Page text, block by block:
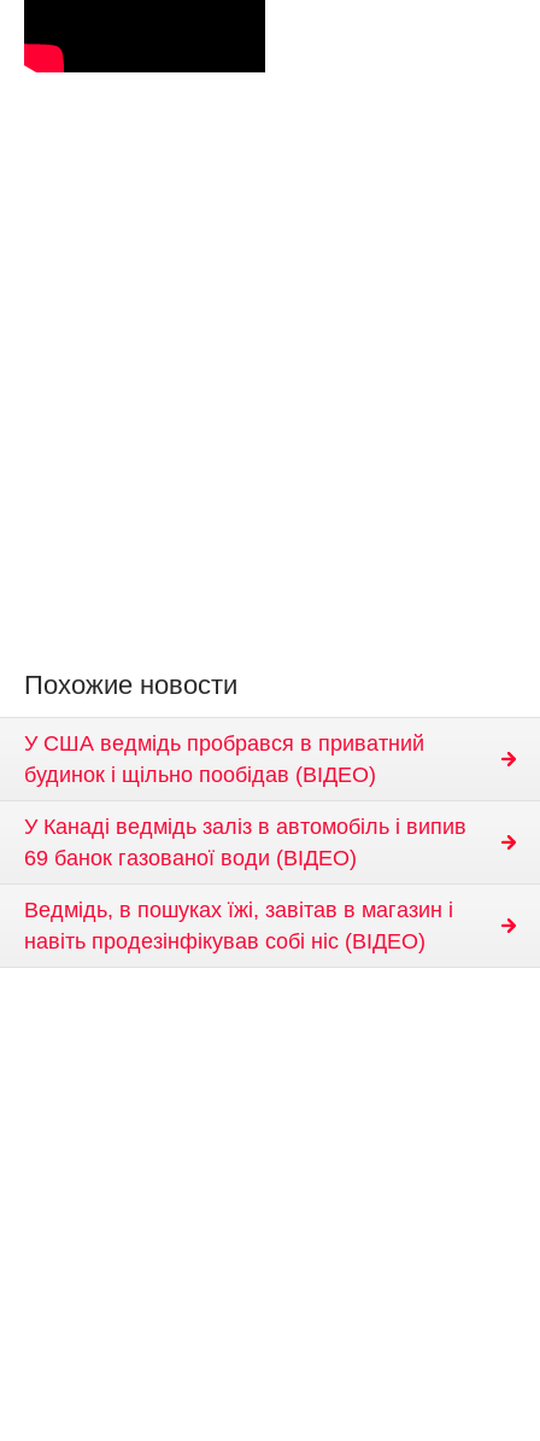
Похожие новости
У США ведмідь пробрався в приватний
будинок і щільно пообідав (ВІДЕО)
У Канаді ведмідь заліз в автомобіль і випив
69 банок газованої води (ВІДЕО)
Ведмідь, в пошуках їжі, завітав в магазин і
навіть продезінфікував собі ніс (ВІДЕО)